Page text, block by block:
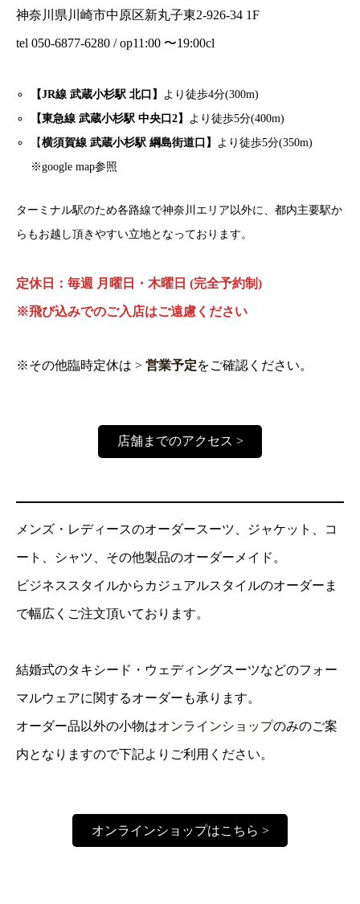
神奈川県川崎市中原区新丸子東2-926-34 1F
tel 050-6877-6280 / op11:00 〜19:00cl
【JR線 武蔵小杉駅 北口】
より徒歩4分(300m)
【東急線 武蔵小杉駅 中央口2】
より徒歩5分(400m)
【横須賀線 武蔵小杉駅 綱島街道口】
より徒歩5分(350m)
※google map参照
ターミナル駅のため各路線で神奈川エリア以外に、都内主要駅か
らもお越し頂きやすい立地となっております。
定休日：毎週 月曜日・木曜日 (完全予約制)
※飛び込みでのご入店はご遠慮ください
※その他臨時定休は > 営業予定をご確認ください。
店舗までのアクセス >
メンズ・レディースのオーダースーツ、ジャケット、コ
ート、シャツ、その他製品のオーダーメイド。
ビジネススタイルからカジュアルスタイルのオーダーま
で幅広くご注文頂いております。
結婚式のタキシード・ウェディングスーツなどのフォー
マルウェアに関するオーダーも承ります。
オーダー品以外の小物はオンラインショップのみのご案
内となりますので下記よりご利用ください。
オンラインショップはこちら >